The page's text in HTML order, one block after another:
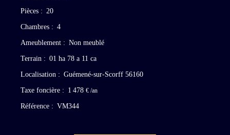
Pièces : 20
Chambres : 4
Ameublement : Non meublé
Terrain : 01 ha 78 a 11 ca
Localisation : Guémené-sur-Scorff 56160
Taxe foncière : 1 478 € /an
Référence : VM344